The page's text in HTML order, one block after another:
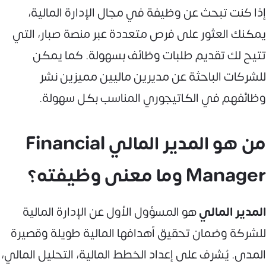
إذا كنت تبحث عن وظيفة في مجال الإدارة المالية،
يمكنك العثور على فرص متعددة عبر منصة صبار، التي
تتيح لك تقديم طلبات وظائف بسهولة. كما يمكن
للشركات الباحثة عن مديرين ماليين مميزين نشر
وظائفهم في الكاتيجوري المناسب بكل سهولة.
من هو المدير المالي Financial
Manager وما معنى وظيفته؟
المدير الماليهو المسؤول الأول عن الإدارة المالية
للشركة وضمان تحقيق أهدافها المالية طويلة وقصيرة
المدى. يُشرف على إعداد الخطط المالية، التحليل المالي،